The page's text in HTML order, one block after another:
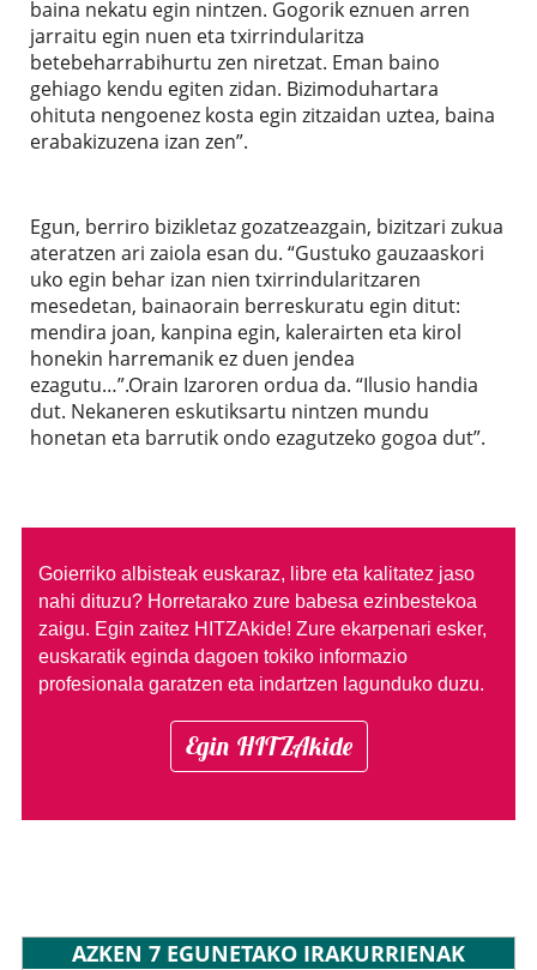
baina nekatu egin nintzen. Gogorik eznuen arren
jarraitu egin nuen eta txirrindularitza
betebeharrabihurtu zen niretzat. Eman baino
gehiago kendu egiten zidan. Bizimoduhartara
ohituta nengoenez kosta egin zitzaidan uztea, baina
erabakizuzena izan zen”.
Egun, berriro bizikletaz gozatzeazgain, bizitzari zukua
ateratzen ari zaiola esan du. “Gustuko gauzaaskori
uko egin behar izan nien txirrindularitzaren
mesedetan, bainaorain berreskuratu egin ditut:
mendira joan, kanpina egin, kalerairten eta kirol
honekin harremanik ez duen jendea
ezagutu…”.Orain Izaroren ordua da. “Ilusio handia
dut. Nekaneren eskutiksartu nintzen mundu
honetan eta barrutik ondo ezagutzeko gogoa dut”.
Goierriko albisteak euskaraz, libre eta kalitatez jaso
nahi dituzu? Horretarako zure babesa ezinbestekoa
zaigu. Egin zaitez HITZAkide! Zure ekarpenari esker,
euskaratik eginda dagoen tokiko informazio
profesionala garatzen eta indartzen lagunduko duzu.
Egin HITZAkide
AZKEN 7 EGUNETAKO IRAKURRIENAK